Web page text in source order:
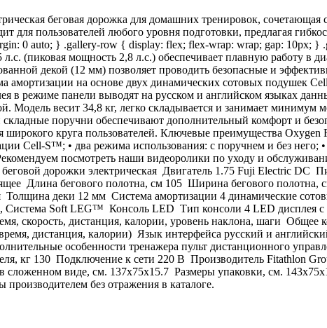
беговая дорожка для домашних тренировок,
для пользователей любого уровня подготовки, предлагая
0 auto; } .gallery-row { display: flex; flex-wrap: wrap; gap: 10px;
(пиковая мощность 2,8 л.с.) обеспечивает плавную работу в
декой (12 мм) позволяет проводить безопасные и
амортизации на основе двух динамических сотовых подушек
в режиме панели выводят на русском и английском языках
Модель весит 34,8 кг, легко складывается и занимает
поручни обеспечивают дополнительный комфорт и
круга пользователей. Ключевые преимущества Oxygen
Cell-S™; • два режима использования: с поручнем и без
посмотреть наши видеоролики по уходу и
дорожки электрическая Двигатель 1.75 Fuji Electric DC
Длина бегового полотна, см 105 Ширина бегового полотна,
деки 12 мм Система амортизации 4 динамические
Soft LEG™ Консоль LED Тип консоли 4 LED дисплея
скорость, дистанция, калории, уровень наклона, шаги
дистанция, калории) Язык интерфейса русский и
особенности тренажера пульт дистанционного
кг 130 Подключение к сети 220 В Производитель Fitathlon
сложенном виде, см. 137х75x15.7 Размеры упаковки, см.
без отражения в каталоге.